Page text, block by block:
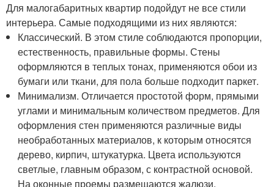
Для малогабаритных квартир подойдут не все стили
интерьера. Самые подходящими из них являются:
Классический. В этом стиле соблюдаются пропорции,
естественность, правильные формы. Стены
оформляются в теплых тонах, применяются обои из
бумаги или ткани, для пола больше подходит паркет.
Минимализм. Отличается простотой форм, прямыми
углами и минимальным количеством предметов. Для
оформления стен применяются различные виды
необработанных материалов, к которым относятся
дерево, кирпич, штукатурка. Цвета используются
светлые, главным образом, с контрастной основой.
На оконные проемы размещаются жалюзи.